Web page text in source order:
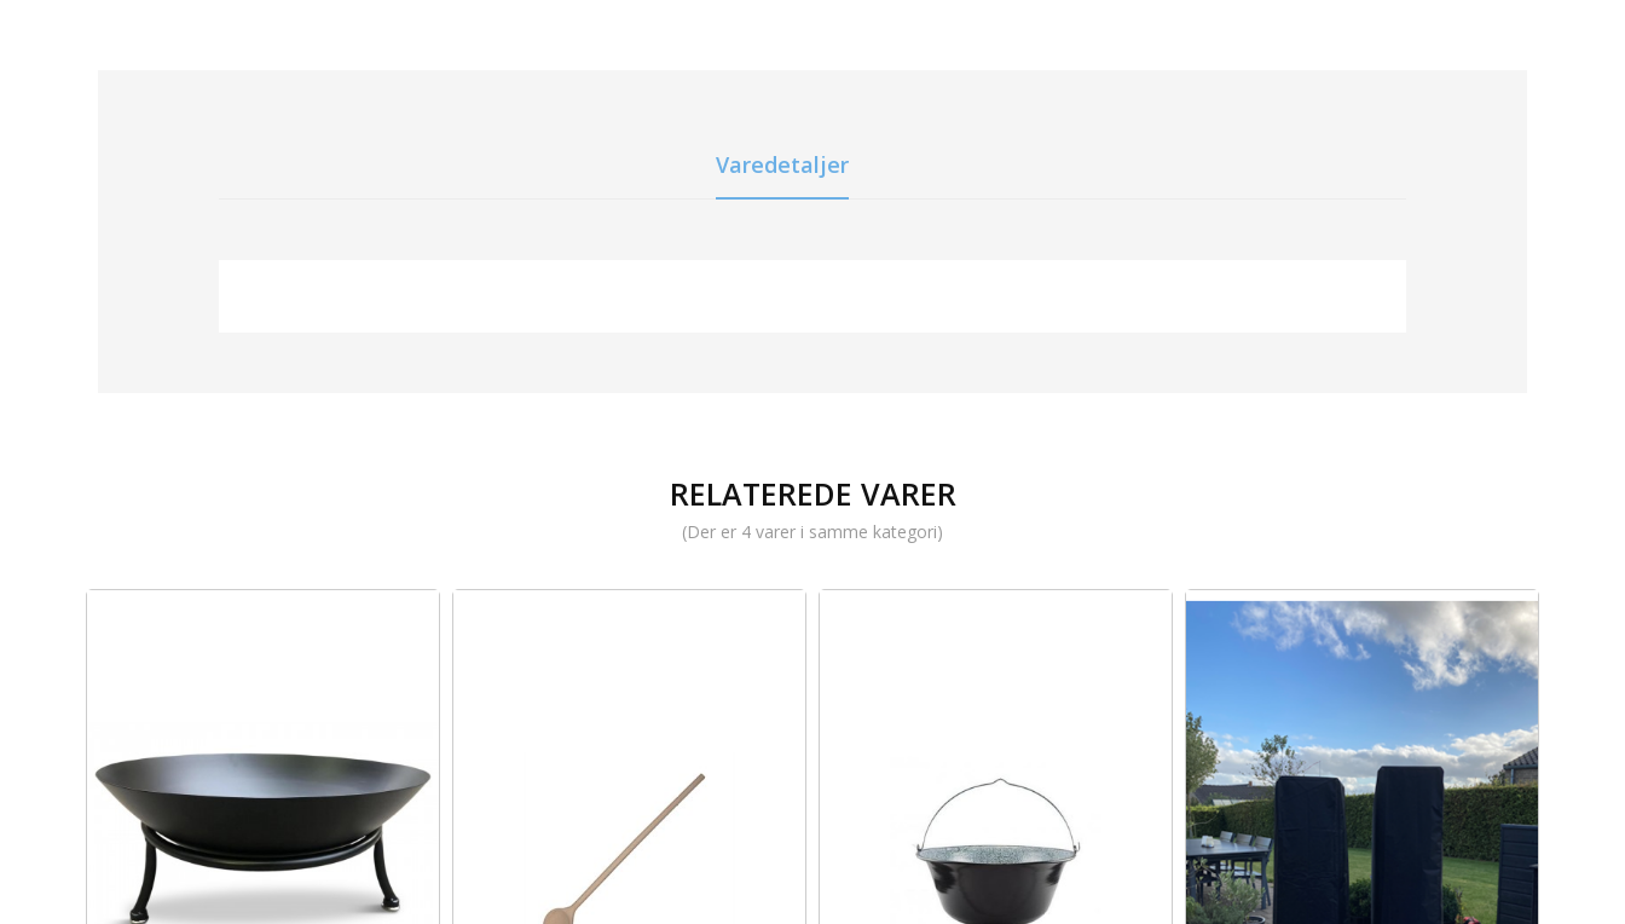
Varedetaljer
RELATEREDE VARER
(Der er 4 varer i samme kategori)